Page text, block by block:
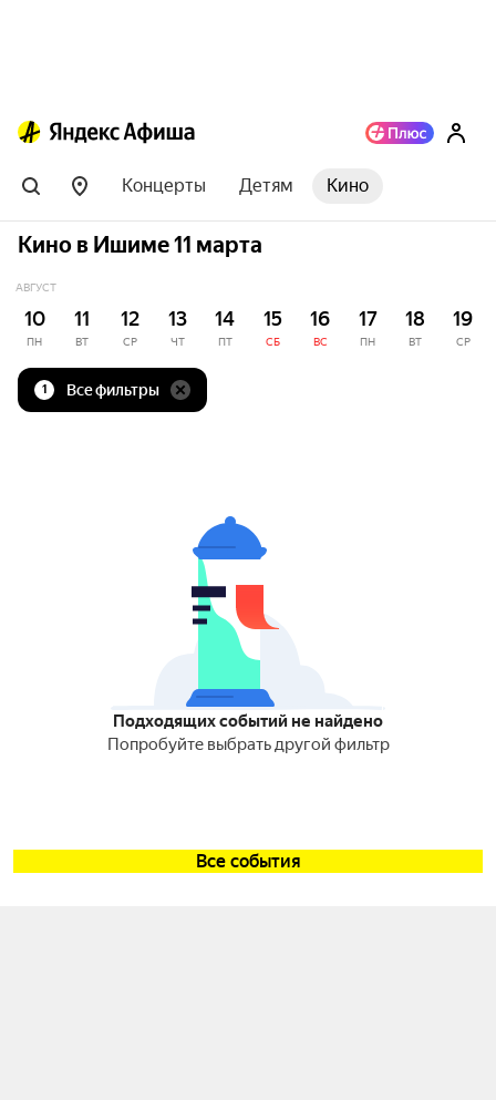
Концерты Детям Кино
Кино в Ишиме 11 марта
АВГУСТ
10
ПН
11
ВТ
12
СР
13
ЧТ
14
ПТ
15
СБ
16
ВС
17
ПН
18
ВТ
19
СР
1 Все фильтры
Подходящих событий не найдено
Попробуйте выбрать другой фильтр
Все события